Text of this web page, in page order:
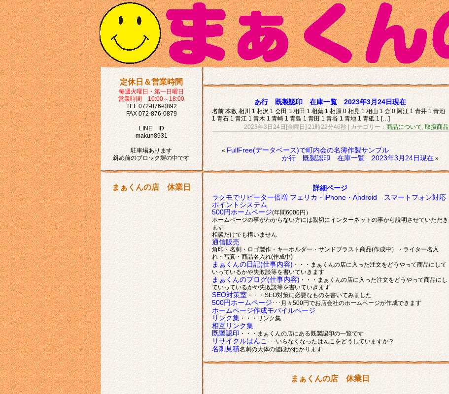
定休日＆営業時間
毎週火曜日・第一日曜日
営業時間 10:00～18:00
TEL 072-876-0892
FAX 072-876-0879
LINE ID
makun8931
駐車場あります
斜め前のブロック塀の中です
まぁくんの店 休業日
あ行 既製認印 在庫一覧 2023年3月24日現在
名前 本数 相川 1 相沢 1 会田 1 相田 1 相葉 1 相原 0 相見 1 相山 1 会 0 阿江 1 青井 1 青池
1 青石 1 青江 1 青木 1 青崎 1 青島 1 青田 1 青谷 1 青地 1 青砥 1 […]
2023年3日24日[金曜日] 21時22分46秒| カテゴリー：商品について,取扱商品
«FullFree(データベース)で町内会の名簿作製サンプル
か行 既製認印 在庫一覧 2023年3月24日現在»
詳細ページ
ラクモでリピーター倍増 フェリカ・iPhone・Android スマートフォン対応
ポイントシステム
500円ホームページ(年間6000円）
ホームページの事がわからない方には親切にインターネットの事から説明させていただき
ます
相談だけでも構いません
通信販売
角印・名刺・ロゴ製作・キーホルダー・サンドブラスト商品(作成中）・ライター名入
れ・写真・商品名入れ(作成中)
まぁくんの日記(仕事内容) ・・・まぁくんの店に入った注文をどうやって商品にして
いっているかや失敗談等を書いていきます
まぁくんのブログ(仕事内容)・・・まぁくんの店に入った注文をどうやって商品にし
ていっているかや失敗談等を書いていきます
SEO対策室 ・・・SEO対策に必要なものを書いてみました
500円ホームページ･･･月々500円でお店会社のホームページが作成できます
ホームページ作成モバイルページ
リンク集・・・リンク集
相互リンク集
既製認印・・・まぁくんの店にある既製認印の一覧です
リサイクルはんこ･･･いらなくなったはんこをどうしていますか？
名刺見積名刺の大体の値段がわかります
まぁくんの店 休業日